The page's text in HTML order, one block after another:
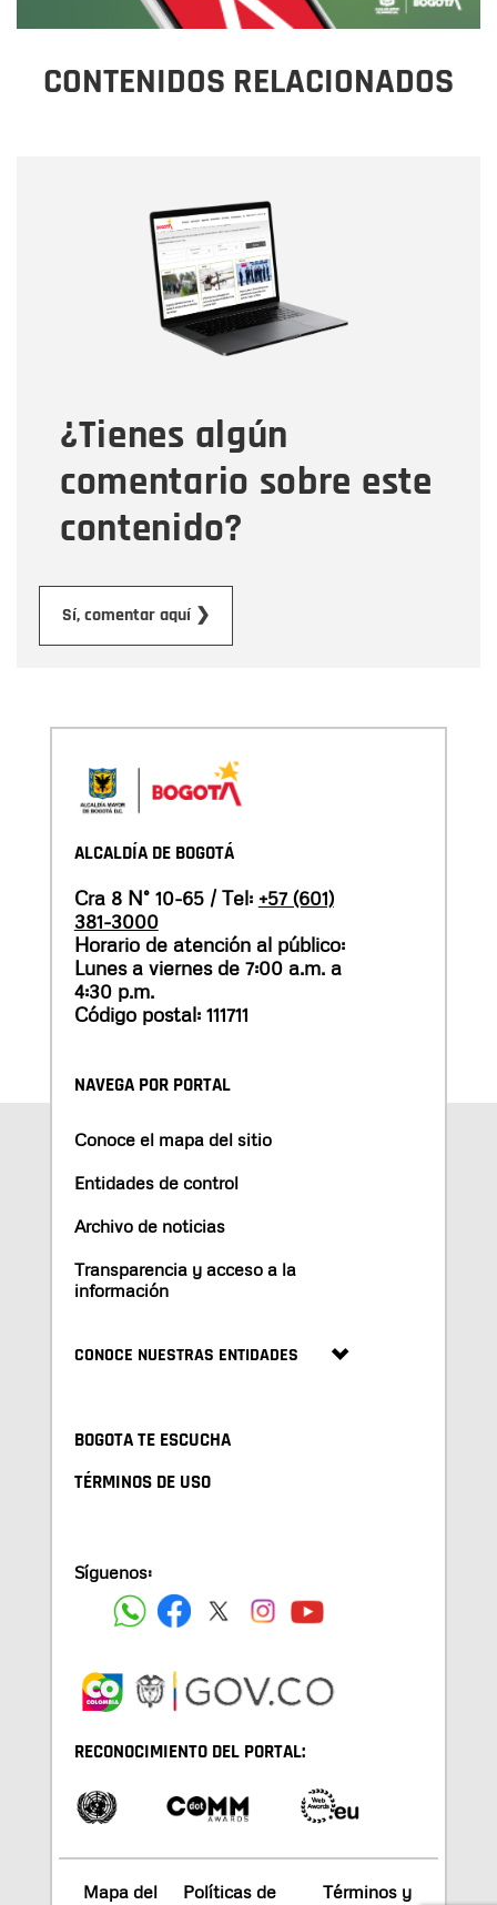
CONTENIDOS RELACIONADOS
¿Tienes algún
comentario sobre este
contenido?
Sí, comentar aquí ❯
Correo electrónico
Tipo de comentario
Mensaje
ALCALDÍA DE BOGOTÁ
Cra 8 N° 10-65 / Tel: +57 (601)
381-3000
Horario de atención al público:
Lunes a viernes de 7:00 a.m. a
4:30 p.m.
Código postal: 111711
NAVEGA POR PORTAL
Conoce el mapa del sitio
Entidades de control
Archivo de noticias
Transparencia y acceso a la
información
CONOCE NUESTRAS ENTIDADES
BOGOTA TE ESCUCHA
TÉRMINOS DE USO
Síguenos:
RECONOCIMIENTO DEL PORTAL:
Mapa del
Políticas de
Términos y